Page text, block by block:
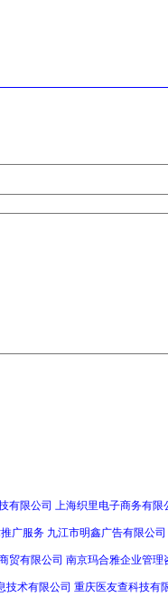
有限公司 上海织里电子商务有限
广服务 九江市明鑫广告有限公司
贸有限公司 南京玛合雅企业管理
技术有限公司 重庆医友查科技有